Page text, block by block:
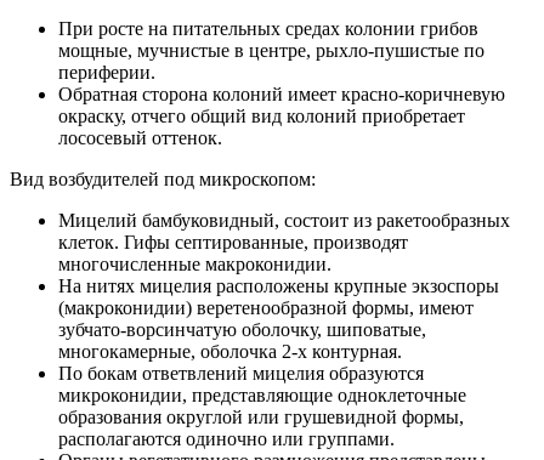
При росте на питательных средах колонии грибов
мощные, мучнистые в центре, рыхло-пушистые по
периферии.
Обратная сторона колоний имеет красно-коричневую
окраску, отчего общий вид колоний приобретает
лососевый оттенок.
Вид возбудителей под микроскопом:
Мицелий бамбуковидный, состоит из ракетообразных
клеток. Гифы септированные, производят
многочисленные макроконидии.
На нитях мицелия расположены крупные экзоспоры
(макроконидии) веретенообразной формы, имеют
зубчато-ворсинчатую оболочку, шиповатые,
многокамерные, оболочка 2-х контурная.
По бокам ответвлений мицелия образуются
микроконидии, представляющие одноклеточные
образования округлой или грушевидной формы,
располагаются одиночно или группами.